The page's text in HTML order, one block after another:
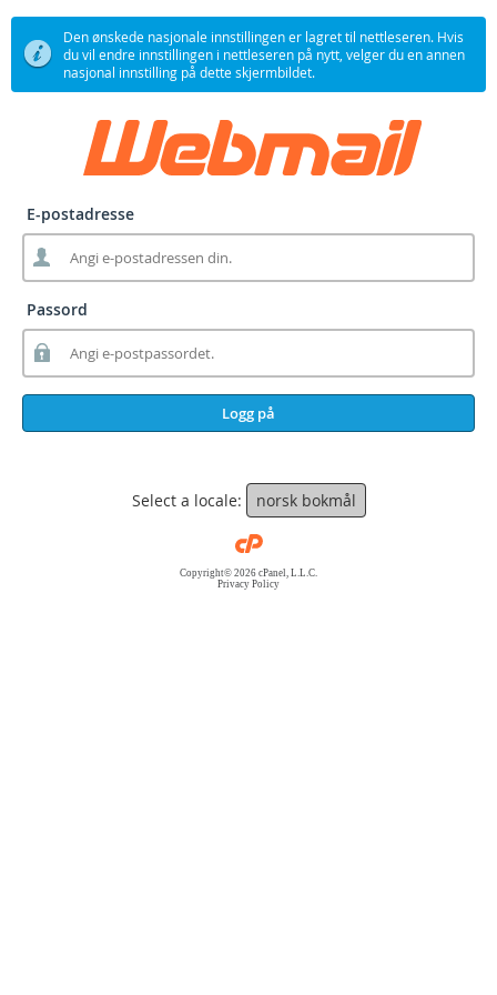
Den ønskede nasjonale innstillingen er lagret til nettleseren. Hvis
du vil endre innstillingen i nettleseren på nytt, velger du en annen
nasjonal innstilling på dette skjermbildet.
E-postadresse
Passord
Logg på
Select a locale: norsk bokmål
Copyright© 2026 cPanel, L.L.C.
Privacy Policy